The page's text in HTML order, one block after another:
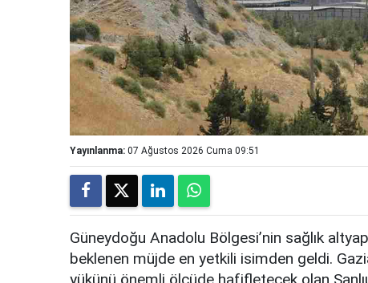
Yayınlanma: 07 Ağustos 2026 Cuma 09:51
Güneydoğu Anadolu Bölgesi’nin sağlık
beklenen müjde en yetkili isimden geldi.